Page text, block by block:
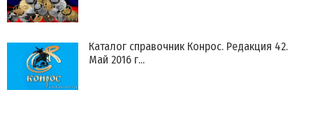
Каталог справочник Конрос. Редакция 42.
Май 2016 г...